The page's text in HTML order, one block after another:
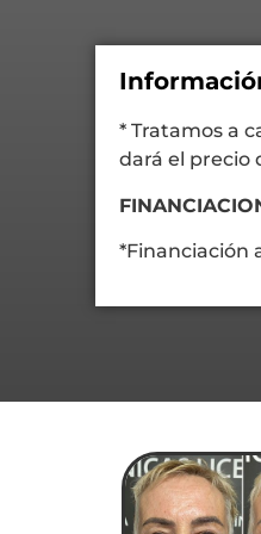
* Tratamos a
dará el precio
*Financiación